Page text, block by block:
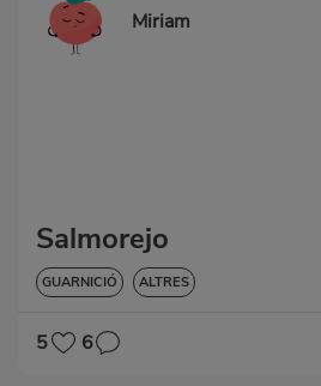
Miriam
Salmorejo
GUARNICIÓ ALTRES
5 6